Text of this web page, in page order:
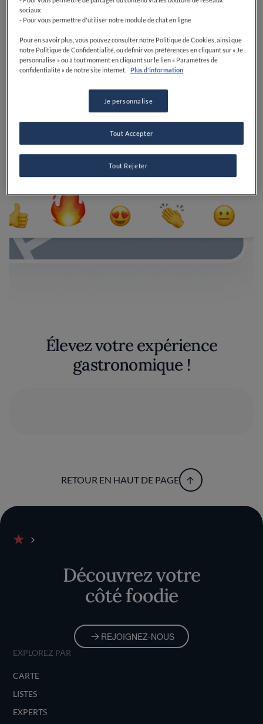
Élevez votre expérience
gastronomique !
RETOUR EN HAUT DE PAGE
Découvrez votre
côté foodie
REJOIGNEZ-NOUS
EXPLOREZ PAR
CARTE
LISTES
EXPERTS
sociaux
- Pour vous permettre d'utiliser notre module de chat en ligne
Pour en savoir plus, vous pouvez consulter notre Politique de Cookies, ainsi que
notre Politique de Confidentialité, ou définir vos préférences en cliquant sur « Je
personnalise » ou à tout moment en cliquant sur le lien « Paramètres de
confidentialité » de notre site internet.
Plus d'information
Je personnalise
Tout Rejeter
Tout Accepter